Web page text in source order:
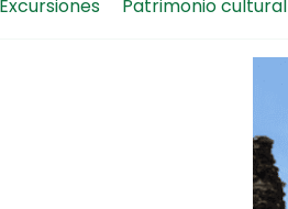
Excursiones Patrimonio cultural